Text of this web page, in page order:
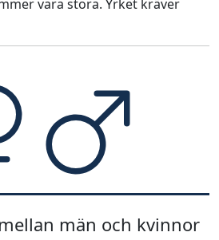
vara stora. Yrket kräver
män och kvinnor